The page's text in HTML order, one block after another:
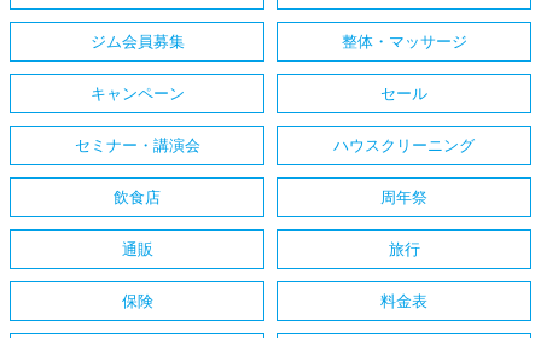
ジム会員募集 整体・マッサージ
キャンペーン セール
セミナー・講演会 ハウスクリーニング
飲食店 周年祭
通販 旅行
保険 料金表